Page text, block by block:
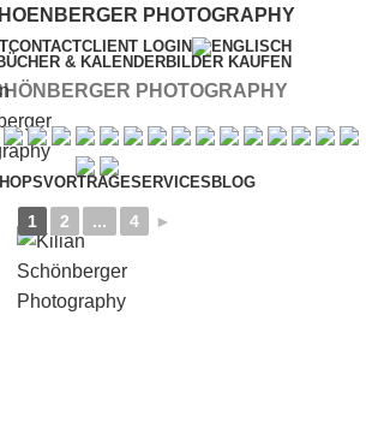
PHOTOGRAPHY
CONTACTCLIENT LOGIN
PHOTOGRAPHY
& KALENDERBILDER KAUFEN
VORTRÄGESERVICES BLOG
1 2 ... 4 ►